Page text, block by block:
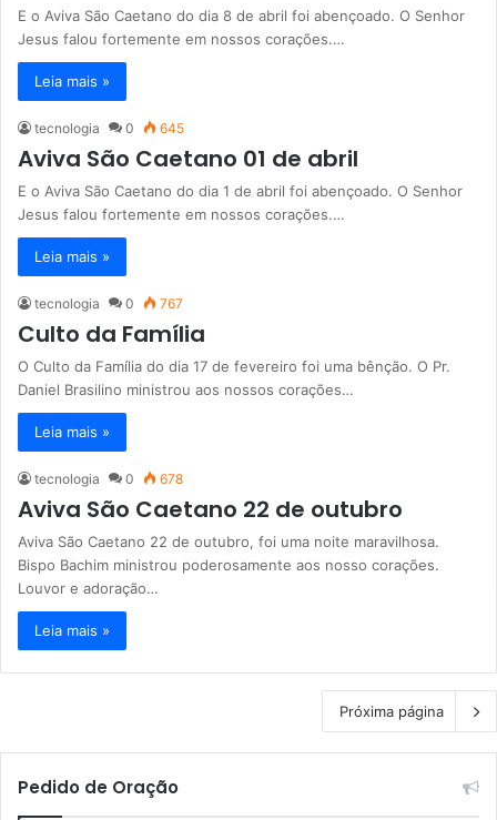
E o Aviva São Caetano do dia 8 de abril foi abençoado. O Senhor
Jesus falou fortemente em nossos corações.…
Leia mais »
tecnologia 0 645
Aviva São Caetano 01 de abril
E o Aviva São Caetano do dia 1 de abril foi abençoado. O Senhor
Jesus falou fortemente em nossos corações.…
Leia mais »
tecnologia 0 767
Culto da Família
O Culto da Família do dia 17 de fevereiro foi uma bênção. O Pr.
Daniel Brasilino ministrou aos nossos corações…
Leia mais »
tecnologia 0 678
Aviva São Caetano 22 de outubro
Aviva São Caetano 22 de outubro, foi uma noite maravilhosa.
Bispo Bachim ministrou poderosamente aos nosso corações.
Louvor e adoração…
Leia mais »
Próxima página
Pedido de Oração